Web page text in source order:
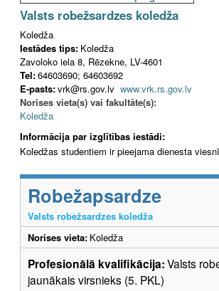
Valsts robežsardzes koledža
Koledža
Iestādes tips: Koledža
Zavoloko iela 8, Rēzekne, LV-4601
Tel:64603690; 64603692
E-pasts:vrk@rs.gov.lv www.vrk.rs.gov.lv
Norises vieta(s) vai fakultāte(s):
Koledža
Informācija par izglītības iestādi:
Koledžas studentiem ir pieejama dienesta
Robežapsardze
Valsts robežsardzes koledža
Norises vieta: Koledža
Profesionālā kvalifikācija:Valsts
jaunākais virsnieks (5. PKL)